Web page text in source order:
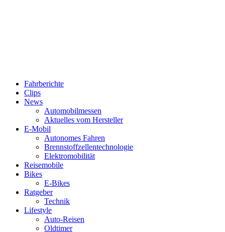
Fahrberichte
Clips
News
Automobilmessen
Aktuelles vom Hersteller
E-Mobil
Autonomes Fahren
Brennstoffzellentechnologie
Elektromobilität
Reisemobile
Bikes
E-Bikes
Ratgeber
Technik
Lifestyle
Auto-Reisen
Oldtimer